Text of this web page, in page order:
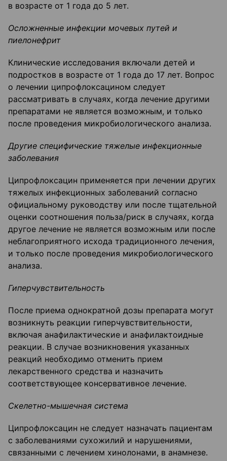
в возрасте от 1 года до 5 лет.
Осложненные инфекции мочевых путей и
пиелонефрит
Клинические исследования включали детей и
подростков в возрасте от 1 года до 17 лет. Вопрос
о лечении ципрофлоксацином следует
рассматривать в случаях, когда лечение другими
препаратами не является возможным, и только
после проведения микробиологического анализа.
Другие специфические тяжелые инфекционные
заболевания
Ципрофлоксацин применяется при лечении других
тяжелых инфекционных заболеваний согласно
официальному руководству или после тщательной
оценки соотношения польза/риск в случаях, когда
другое лечение не является возможным или после
неблагоприятного исхода традиционного лечения,
и только после проведения микробиологического
анализа.
Гиперчувствительность
После приема однократной дозы препарата могут
возникнуть реакции гиперчувствительности,
включая анафилактические и анафилактоидные
реакции. В случае возникновения указанных
реакций необходимо отменить прием
лекарственного средства и назначить
соответствующее консервативное лечение.
Скелетно-мышечная система
Ципрофлоксацин не следует назначать пациентам
с заболеваниями сухожилий и нарушениями,
связанными с лечением хинолонами, в анамнезе.